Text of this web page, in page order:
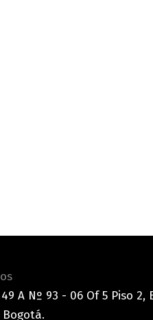
A Nº 93 - 06 Of 5 Piso 2,